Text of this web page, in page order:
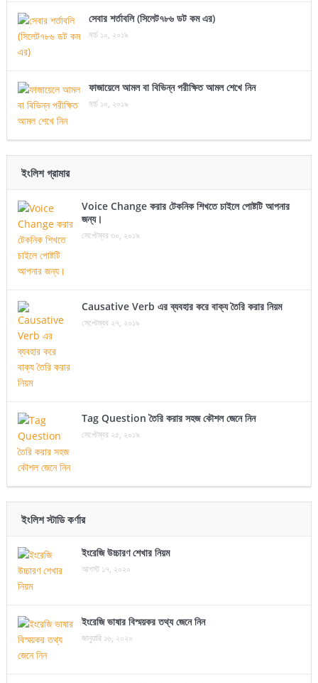
সেবার শর্তাবলি (সিলেট৭৮৬ ডট কম এর)
মার্চ ১০, ২০১৯
ফাজায়েলে আমল বা বিভিন্ন পরীক্ষিত আমল শেখে নিন
মার্চ ১০, ২০১৯
ইংলিশ গ্রামার
Voice Change করার টেকনিক শিখতে চাইলে পোষ্টটি আপনার
জন্য।
সেপ্টেম্বর ৩০, ২০১৯
Causative Verb এর ব্যবহার করে বাক্য তৈরি করার নিয়ম
সেপ্টেম্বর ২৭, ২০১৯
Tag Question তৈরি করার সহজ কৌশল জেনে নিন
সেপ্টেম্বর ২৫, ২০১৯
ইংলিশ স্টাডি কর্ণার
ইংরেজি উচ্চারণ শেখার নিয়ম
আগস্ট ১৭, ২০২০
ইংরেজি ভাষার বিস্ময়কর তথ্য জেনে নিন
জানুয়ারি ১৬, ২০২০